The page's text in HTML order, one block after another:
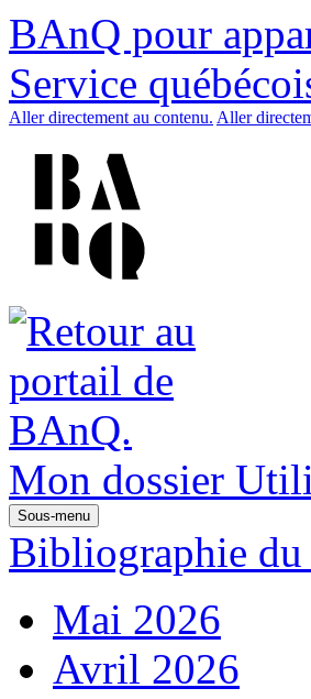
BAnQ pour
Service
Aller directement au contenu. Aller
Mon dossier
Sous-menu
Bibliographie du
Mai 2026
Avril 2026